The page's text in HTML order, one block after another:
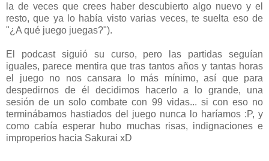
la de veces que crees haber descubierto algo nuevo y el
resto, que ya lo había visto varias veces, te suelta eso de
"¿A qué juego juegas?").
El podcast siguió su curso, pero las partidas seguían
iguales, parece mentira que tras tantos años y tantas horas
el juego no nos cansara lo más mínimo, así que para
despedirnos de él decidimos hacerlo a lo grande, una
sesión de un solo combate con 99 vidas... si con eso no
terminábamos hastiados del juego nunca lo haríamos :P, y
como cabía esperar hubo muchas risas, indignaciones e
improperios hacia Sakurai xD